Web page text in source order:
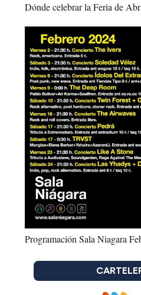
Dónde celebrar la Feria de
Programación Sala Niagara